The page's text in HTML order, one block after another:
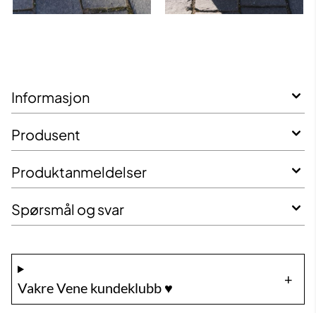
Informasjon
Produsent
Produktanmeldelser
Spørsmål og svar
Vakre Vene kundeklubb ♥️